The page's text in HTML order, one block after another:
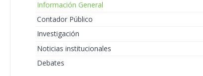
Información General
Contador Público
Investigación
Noticias institucionales
Debates